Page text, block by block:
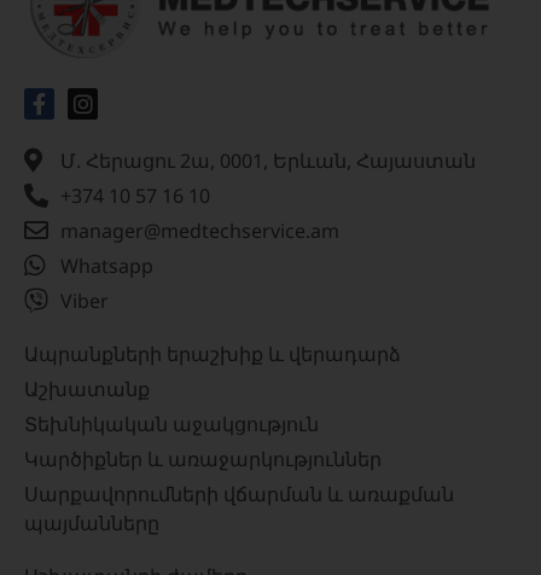
Մ. Հերացու 2ա, 0001, Երևան, Հայաստան
+374 10 57 16 10
manager@medtechservice.am
Whatsapp
Viber
Ապրանքների երաշխիք և վերադարձ
Աշխատանք
Տեխնիկական աջակցություն
Կարծիքներ և առաջարկություններ
Սարքավորումների վճարման և առաքման
պայմանները